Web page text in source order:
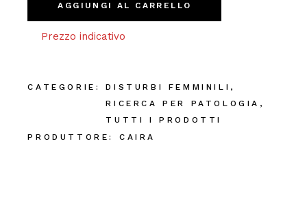
AGGIUNGI AL CARRELLO
Prezzo indicativo
CATEGORIE: DISTURBI FEMMINILI ,
RICERCA PER PATOLOGIA ,
TUTTI I PRODOTTI
PRODUTTORE:
CAIRA